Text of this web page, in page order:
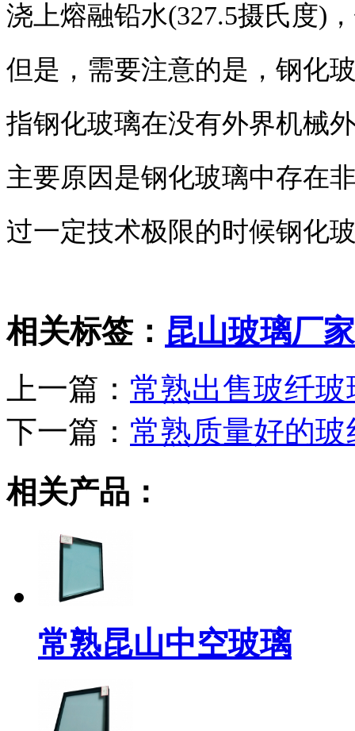
浇上熔融铅水(327.5摄氏度)
但是，需要注意的是，钢化
指钢化玻璃在没有外界机械
主要原因是钢化玻璃中存在
过一定技术极限的时候钢化
相关标签： 昆山玻璃厂家
上一篇： 常熟出售玻纤玻
下一篇： 常熟质量好的玻
相关产品：
常熟昆山中空玻璃